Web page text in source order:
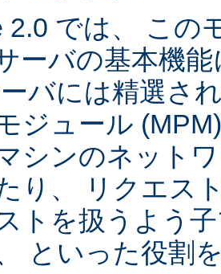
2.0 では、 この
ーバの基本機
バには精選さ
ジュール
シンのネット
り、 リクエス
トを扱うよう
といった役割